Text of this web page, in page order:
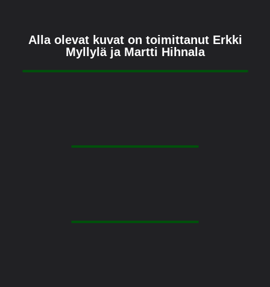
Alla olevat kuvat on toimittanut Erkki
Myllylä ja Martti Hihnala